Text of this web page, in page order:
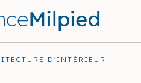
D'INTÉRIEUR